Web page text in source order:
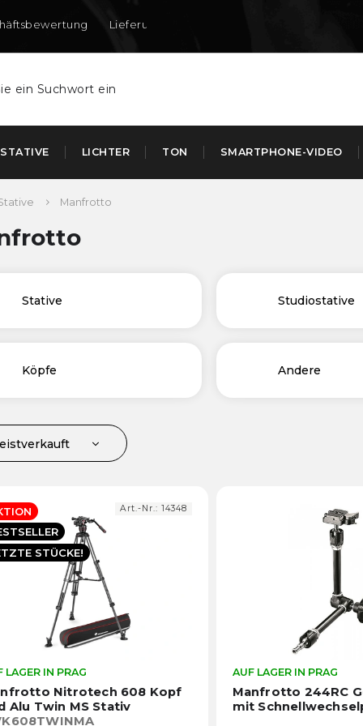
Lieferung nach DE und AT
STATIVE LICHTER TON SMARTPHONE-VIDEO
Manfrotto
Stative Studiostative
Köpfe Andere
STÜCKE!
Nitrotech 608 Kopf
Alu Twin MS Stativ
durchschnittliche
Produktbewertung
LAGER IN PRAG
Art.-Nr.: 14348
Manfrotto 244RC
mit
AUF LAGER IN PRAG